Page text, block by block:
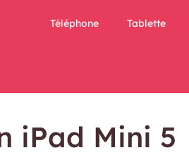
Téléphone Tablette
iPad Mini 5